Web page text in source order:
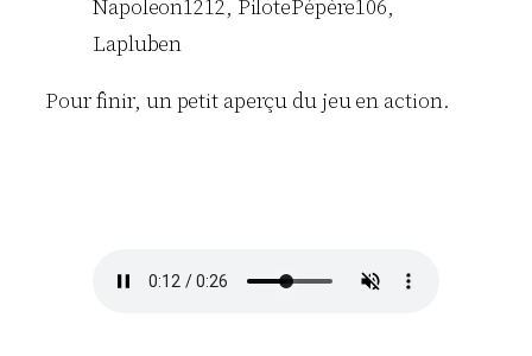
Napoleon1212, PilotePépère106,
Lapluben
Pour finir, un petit aperçu du jeu en action.